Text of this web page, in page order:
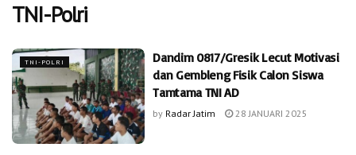
TNI-Polri
TNI-POLRI
Dandim 0817/Gresik Lecut Motivasi
dan Gembleng Fisik Calon Siswa
Tamtama TNI AD
by Radar Jatim 28 JANUARI 2025